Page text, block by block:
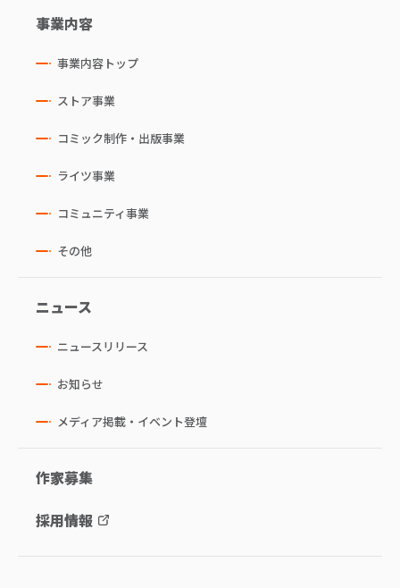
事業内容
事業内容トップ
ストア事業
コミック制作・出版事業
ライツ事業
コミュニティ事業
その他
ニュース
ニュースリリース
お知らせ
メディア掲載・イベント登壇
作家募集
採用情報